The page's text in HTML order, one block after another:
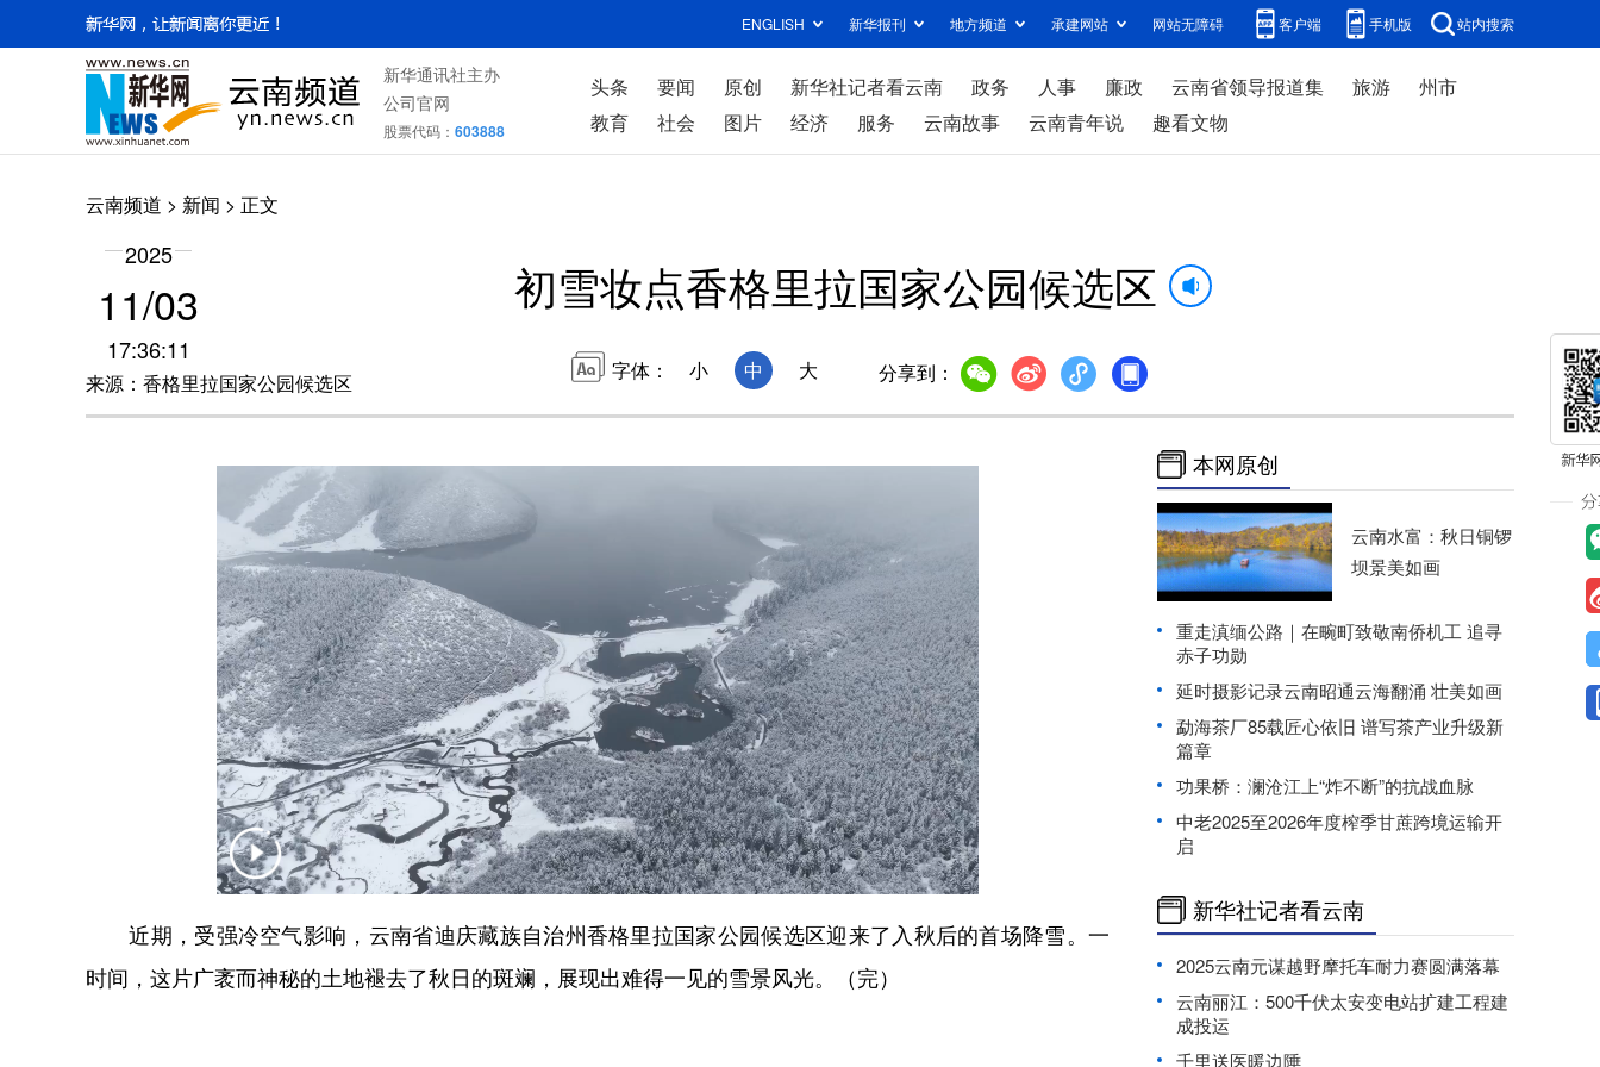
ENGLISH 新华报刊 地方频道 承建网站 网站无障碍 客户端 手机版 站内搜索
新华通讯社主办
公司官网
股票代码： 603888
头条 要闻 原创 新华社记者看云南 政务 人事 廉政 云南省领导报道集 旅游
州市
教育
社会 图片 经济 服务 云南故事 云南青年说 趣看文物
云南频道 > 新闻 > 正文
2025
11/03
17:36:11
来源：香格里拉国家公园候选区
初雪妆点香格里拉国家公园候选区
字体： 小 中 大 分享到：
近期，受强冷空气影响，云南省迪庆藏族自治州香格里拉国家公园候选区迎来了入秋后的首场降雪。一
时间，这片广袤而神秘的土地褪去了秋日的斑斓，展现出难得一见的雪景风光。（完）
本网原创
云南水富：秋日铜锣
坝景美如画
重走滇缅公路｜在畹町致敬南侨机工 追寻
赤子功勋
延时摄影记录云南昭通云海翻涌 壮美如画
勐海茶厂85载匠心依旧 谱写茶产业升级新
篇章
功果桥：澜沧江上“炸不断”的抗战血脉
中老2025至2026年度榨季甘蔗跨境运输开
启
新华社记者看云南
2025云南元谋越野摩托车耐力赛圆满落幕
云南丽江：500千伏太安变电站扩建工程建
成投运
千里送医暖边陲